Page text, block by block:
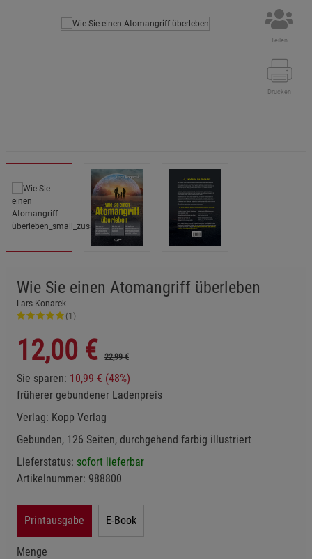
Teilen
Drucken
Wie Sie einen Atomangriff überleben
Lars Konarek
(1)
12,00 € 22,99 €
Sie sparen: 10,99 € (48%)
früherer gebundener Ladenpreis
Verlag: Kopp Verlag
Gebunden, 126 Seiten, durchgehend farbig illustriert
Lieferstatus: sofort lieferbar
Artikelnummer: 988800
Printausgabe E-Book
Menge